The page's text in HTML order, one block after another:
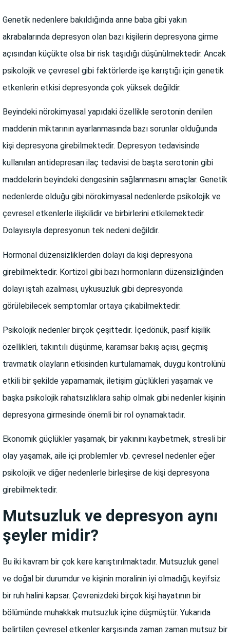
Genetik nedenlere bakıldığında anne baba gibi yakın
akrabalarında depresyon olan bazı kişilerin depresyona girme
açısından küçükte olsa bir risk taşıdığı düşünülmektedir. Ancak
psikolojik ve çevresel gibi faktörlerde işe karıştığı için genetik
etkenlerin etkisi depresyonda çok yüksek değildir.
Beyindeki nörokimyasal yapıdaki özellikle serotonin denilen
maddenin miktarının ayarlanmasında bazı sorunlar olduğunda
kişi depresyona girebilmektedir. Depresyon tedavisinde
kullanılan antidepresan ilaç tedavisi de başta serotonin gibi
maddelerin beyindeki dengesinin sağlanmasını amaçlar. Genetik
nedenlerde olduğu gibi nörokimyasal nedenlerde psikolojik ve
çevresel etkenlerle ilişkilidir ve birbirlerini etkilemektedir.
Dolayısıyla depresyonun tek nedeni değildir.
Hormonal düzensizliklerden dolayı da kişi depresyona
girebilmektedir. Kortizol gibi bazı hormonların düzensizliğinden
dolayı iştah azalması, uykusuzluk gibi depresyonda
görülebilecek semptomlar ortaya çıkabilmektedir.
Psikolojik nedenler birçok çeşittedir. İçedönük, pasif kişilik
özellikleri, takıntılı düşünme, karamsar bakış açısı, geçmiş
travmatik olayların etkisinden kurtulamamak, duygu kontrolünü
etkili bir şekilde yapamamak, iletişim güçlükleri yaşamak ve
başka psikolojik rahatsızlıklara sahip olmak gibi nedenler kişinin
depresyona girmesinde önemli bir rol oynamaktadır.
Ekonomik güçlükler yaşamak, bir yakınını kaybetmek, stresli bir
olay yaşamak, aile içi problemler vb. çevresel nedenler eğer
psikolojik ve diğer nedenlerle birleşirse de kişi depresyona
girebilmektedir.
Mutsuzluk ve depresyon aynı
şeyler midir?
Bu iki kavram bir çok kere karıştırılmaktadır. Mutsuzluk genel
ve doğal bir durumdur ve kişinin moralinin iyi olmadığı, keyifsiz
bir ruh halini kapsar. Çevrenizdeki birçok kişi hayatının bir
bölümünde muhakkak mutsuzluk içine düşmüştür. Yukarıda
belirtilen çevresel etkenler karşısında zaman zaman mutsuz bir